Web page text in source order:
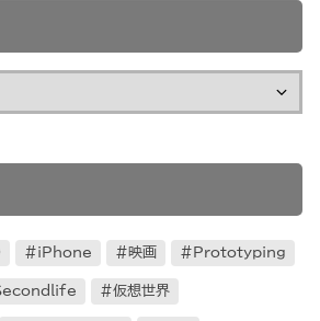
iPhone 映画 Prototyping
仮想世界